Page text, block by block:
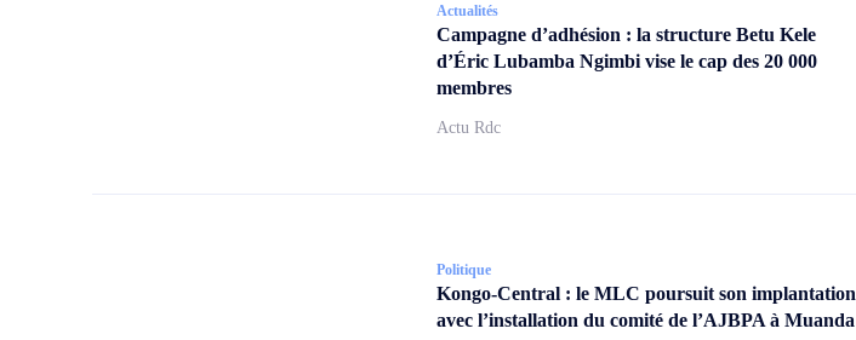
Actualités
Campagne d’adhésion : la structure Betu Kele
d’Éric Lubamba Ngimbi vise le cap des 20 000
membres
Actu Rdc
Politique
Kongo-Central : le MLC poursuit son implantation
avec l’installation du comité de l’AJBPA à Muanda